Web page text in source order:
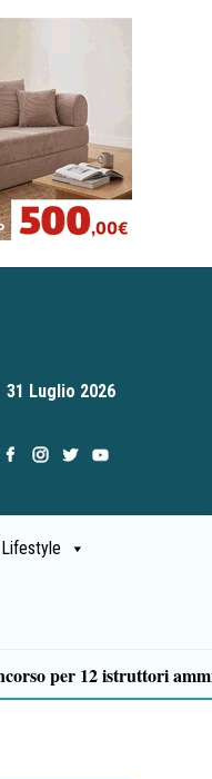
31 Luglio 2026
Lifestyle
12:29